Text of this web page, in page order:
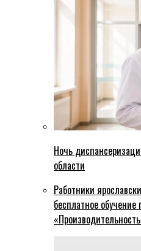
Ночь
области
Работники
бесплатное обучение